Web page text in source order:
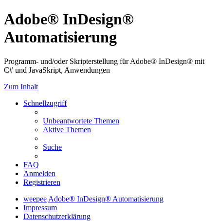
Adobe® InDesign®
Automatisierung
Programm- und/oder Skripterstellung für Adobe® InDesign® mit
C# und JavaSkript, Anwendungen
Zum Inhalt
Schnellzugriff
Unbeantwortete Themen
Aktive Themen
Suche
FAQ
Anmelden
Registrieren
weepee Adobe® InDesign® Automatisierung
Impressum
Datenschutzerklärung